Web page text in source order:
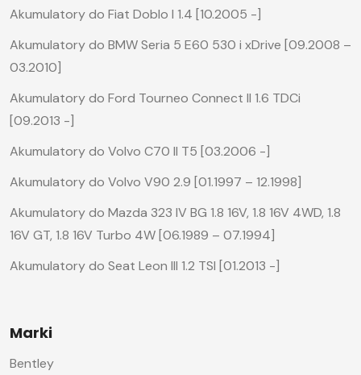
Akumulatory do Fiat Doblo I 1.4 [10.2005 -]
Akumulatory do BMW Seria 5 E60 530 i xDrive [09.2008 –
03.2010]
Akumulatory do Ford Tourneo Connect II 1.6 TDCi
[09.2013 -]
Akumulatory do Volvo C70 II T5 [03.2006 -]
Akumulatory do Volvo V90 2.9 [01.1997 – 12.1998]
Akumulatory do Mazda 323 IV BG 1.8 16V, 1.8 16V 4WD, 1.8
16V GT, 1.8 16V Turbo 4W [06.1989 – 07.1994]
Akumulatory do Seat Leon III 1.2 TSI [01.2013 -]
Marki
Bentley